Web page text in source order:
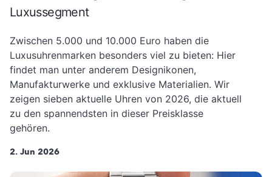
Luxussegment
Zwischen 5.000 und 10.000 Euro haben die
Luxusuhrenmarken besonders viel zu bieten: Hier
findet man unter anderem Designikonen,
Manufakturwerke und exklusive Materialien. Wir
zeigen sieben aktuelle Uhren von 2026, die aktuell
zu den spannendsten in dieser Preisklasse
gehören.
2. Jun 2026